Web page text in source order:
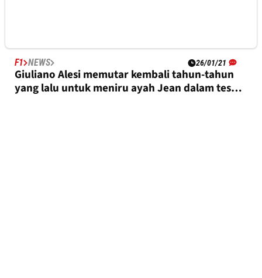
F1 NEWS 26/01/21
Giuliano Alesi memutar kembali tahun-tahun
yang lalu untuk meniru ayah Jean dalam tes